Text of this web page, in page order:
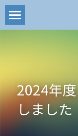
会社概要
CF工法協会
CF工法協会
採用情報
2024年
しました